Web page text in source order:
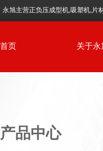
永旭主营正负压成型机,吸塑机,片
首页 关于永
产品中心